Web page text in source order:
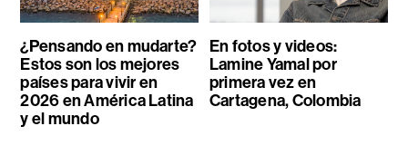
¿Pensando en mudarte?
Estos son los mejores
países para vivir en
2026 en América Latina
y el mundo
En fotos y videos:
Lamine Yamal por
primera vez en
Cartagena, Colombia